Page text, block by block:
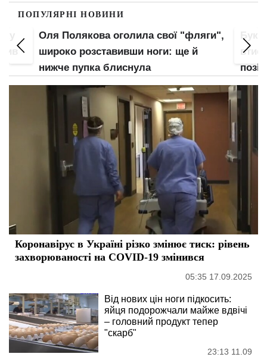
ПОПУЛЯРНІ НОВИНИ
Оля Полякова оголила свої "фляги",
широко розставивши ноги: ще й
нижче пупка блиснула
Коронавірус в Україні різко змінює тиск: рівень
захворюваності на COVID-19 змінився
05:35 17.09.2025
Від нових цін ноги підкосить:
яйця подорожчали майже вдвічі
– головний продукт тепер
"скарб"
23:13 11.09